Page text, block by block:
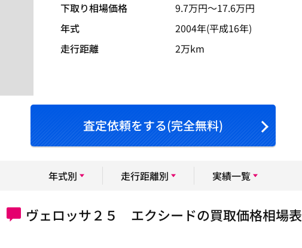
下取り相場価格 9.7万円〜17.6万円
年式
2004年(平成16年)
走行距離
2万km
査定依頼をする(完全無料)
年式別 走行距離別 実績一覧
ヴェロッサ２５ エクシードの買取価格相場表